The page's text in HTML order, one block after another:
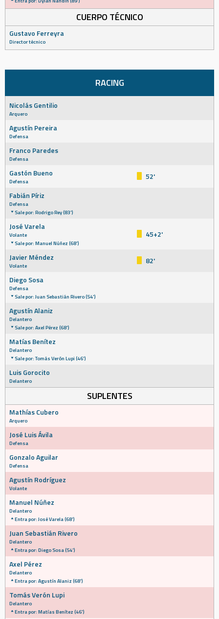
CUERPO TÉCNICO
Gustavo Ferreyra
Director técnico
RACING
Nicolás Gentilio
Arquero
Agustín Pereira
Defensa
Franco Paredes
Defensa
Gastón Bueno
Defensa
52'
Fabián Píriz
Defensa
Sale por: Rodrigo Rey (83')
José Varela
Volante
Sale por: Manuel Núñez (68')
45+2'
Javier Méndez
Volante
82'
Diego Sosa
Defensa
Sale por: Juan Sebastián Rivero (54')
Agustín Alaniz
Delantero
Sale por: Axel Pérez (68')
Matías Benítez
Delantero
Sale por: Tomás Verón Lupi (46')
Luis Gorocito
Delantero
SUPLENTES
Mathías Cubero
Arquero
José Luis Ávila
Defensa
Gonzalo Aguilar
Defensa
Agustín Rodríguez
Volante
Manuel Núñez
Delantero
Entra por: José Varela (68')
Juan Sebastián Rivero
Delantero
Entra por: Diego Sosa (54')
Axel Pérez
Delantero
Entra por: Agustín Alaniz (68')
Tomás Verón Lupi
Delantero
Entra por: Matías Benítez (46')